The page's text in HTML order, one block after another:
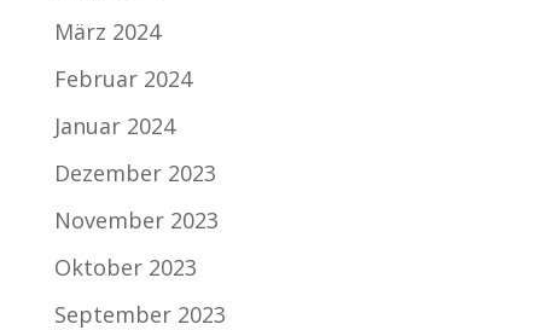
März 2024
Februar 2024
Januar 2024
Dezember 2023
November 2023
Oktober 2023
September 2023